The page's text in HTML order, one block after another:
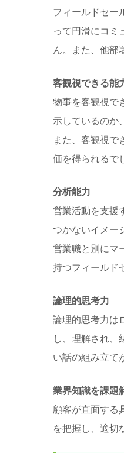
フィールドセー
って円滑にコミ
ん。また、他部
客観視できる能
物事を客観視で
示しているのか
また、客観視で
価を得られるで
分析能力
営業活動を支援
つかないイメー
営業職と別にマ
持つフィールド
論理的思考力
論理的思考力は
し、理解され、
い話の組み立て
業界知識を課題
顧客が直面する
を把握し、適切